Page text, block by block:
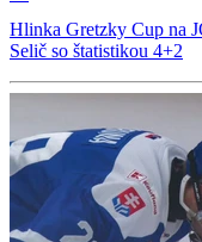
Hlinka Gretzky Cup na
Selič so štatistikou 4+2